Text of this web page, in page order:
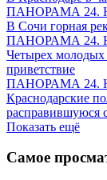
ПАНОРАМА 24.
В Сочи горная
ПАНОРАМА 24.
Четырех молодых
приветствие
ПАНОРАМА 24.
Краснодарские
расправившуюся
Показать ещё
Самое